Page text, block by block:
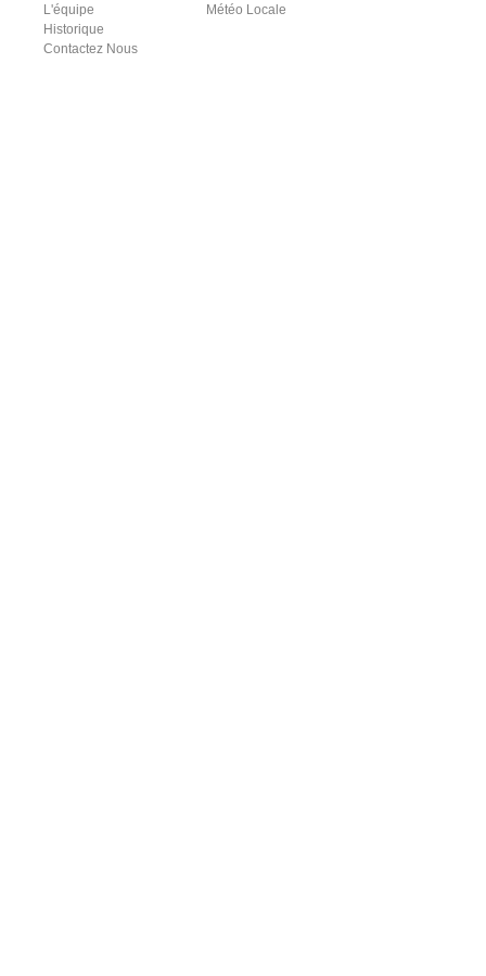
L'équipe
Historique
Contactez Nous
Météo Locale